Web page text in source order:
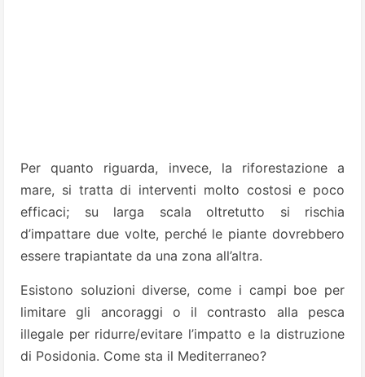
Per quanto riguarda, invece, la riforestazione a
mare, si tratta di interventi molto costosi e poco
efficaci; su larga scala oltretutto si rischia
d’impattare due volte, perché le piante dovrebbero
essere trapiantate da una zona all’altra.
Esistono soluzioni diverse, come i campi boe per
limitare gli ancoraggi o il contrasto alla pesca
illegale per ridurre/evitare l’impatto e la distruzione
di Posidonia. Come sta il Mediterraneo?